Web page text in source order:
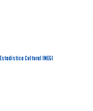
Estadística Cultural INEGI